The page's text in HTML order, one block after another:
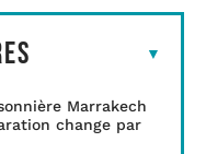
Marrakech
change par